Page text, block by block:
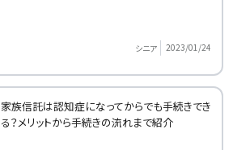
シニア 2023/01/24
家族信託は認知症になってからでも手続きでき
る？メリットから手続きの流れまで紹介